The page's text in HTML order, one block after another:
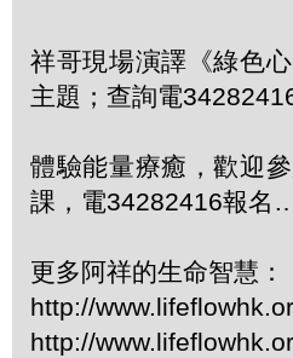
祥哥現場演譯《綠色
主題；查詢電34282416
體驗能量療癒，歡迎
課，電34282416報
更多阿祥的生命智慧：
http://
http://